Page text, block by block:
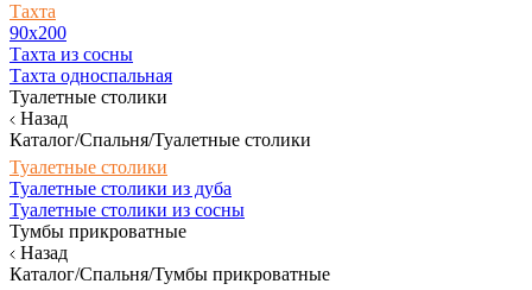
Тахта
90х200
Тахта из сосны
Тахта односпальная
Туалетные столики
Назад
Каталог/Спальня/Туалетные столики
Туалетные столики
Туалетные столики из дуба
Туалетные столики из сосны
Тумбы прикроватные
Назад
Каталог/Спальня/Тумбы прикроватные